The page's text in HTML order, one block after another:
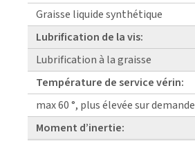
Graisse liquide synthétique
Lubrification de la vis:
Lubrification à la graisse
Température de service vérin:
max 60 °, plus élevée sur demande
Moment d’inertie: